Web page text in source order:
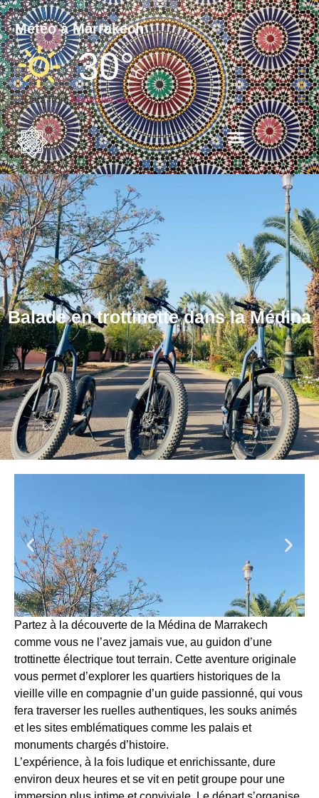
Météo à Marrakech
30°C
Data fromMeteoArt.com
Balade en trottinette dans la Médina
Partez à la découverte de la Médina de Marrakech
comme vous ne l’avez jamais vue, au guidon d’une
trottinette électrique tout terrain. Cette aventure originale
vous permet d’explorer les quartiers historiques de la
vieille ville en compagnie d’un guide passionné, qui vous
fera traverser les ruelles authentiques, les souks animés
et les sites emblématiques comme les palais et
monuments chargés d’histoire.
L’expérience, à la fois ludique et enrichissante, dure
environ deux heures et se vit en petit groupe pour une